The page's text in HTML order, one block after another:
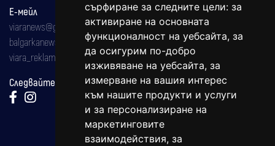
сърфиране за следните цели: за
активиране на основната
функционалност на уебсайта, за
да осигурим по-добро
изживяване на уебсайта, за
измерване на вашия интерес
към нашите продукти и услуги
и за персонализиране на
маркетинговите
взаимодействия, за
Е-мейл
viaranews@gmail.com
balgarkanews@gmail.com
viara_reklama@mail.bg
Следвайте ни: